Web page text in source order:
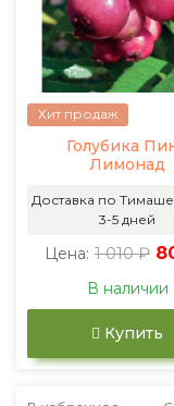
Хит продаж
Голубика
Лимонад
Доставка по
3-5 дней
Цена: 1 010 ₽
В наличии
Купить